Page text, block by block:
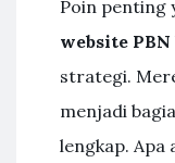
Poin penting
website PBN
strategi.
menjadi
lengkap. Apa